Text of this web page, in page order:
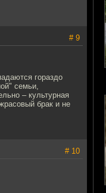
# 9
гораздо
семьи,
– культурная
брак и не
# 10